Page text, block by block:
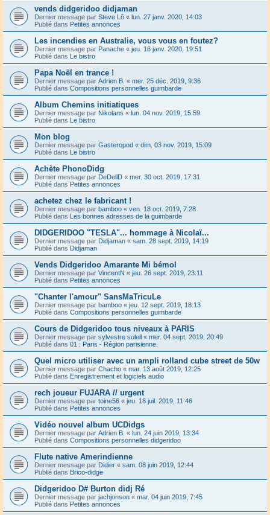
vends didgeridoo didjaman
Dernier message par Steve Lô « lun. 27 janv. 2020, 14:03
Publié dans Petites annonces
Les incendies en Australie, vous vous en foutez?
Dernier message par Panache « jeu. 16 janv. 2020, 19:51
Publié dans Le bistro
Papa Noël en trance !
Dernier message par Adrien B. « mer. 25 déc. 2019, 9:36
Publié dans Compositions personnelles guimbarde
Album Chemins initiatiques
Dernier message par Nikolans « lun. 04 nov. 2019, 15:59
Publié dans Le bistro
Mon blog
Dernier message par Gasteropod « dim. 03 nov. 2019, 15:09
Publié dans Le bistro
Achète PhonoDidg
Dernier message par DeDellD « mer. 30 oct. 2019, 17:31
Publié dans Petites annonces
achetez chez le fabricant !
Dernier message par bamboo « ven. 18 oct. 2019, 7:28
Publié dans Les bonnes adresses de la guimbarde
DIDGERIDOO "TESLA"... hommage à Nicolaï...
Dernier message par Didjaman « sam. 28 sept. 2019, 14:19
Publié dans Didjaman
Vends Didgeridoo Amarante Mi bémol
Dernier message par VincentN « jeu. 26 sept. 2019, 23:11
Publié dans Petites annonces
"Chanter l'amour" SansMaTricuLe
Dernier message par bamboo « jeu. 12 sept. 2019, 18:13
Publié dans Compositions personnelles guimbarde
Cours de Didgeridoo tous niveaux à PARIS
Dernier message par sylvestre soleil « mer. 04 sept. 2019, 20:49
Publié dans 01 : Paris - Région parisienne.
Quel micro utiliser avec un ampli rolland cube street de 50w
Dernier message par Chacho « mar. 13 août 2019, 12:25
Publié dans Enregistrement et logiciels audio
rech joueur FUJARA // urgent
Dernier message par toine56 « jeu. 18 juil. 2019, 11:46
Publié dans Petites annonces
Vidéo nouvel album UCDidgs
Dernier message par Adrien B. « lun. 24 juin 2019, 13:34
Publié dans Compositions personnelles didgeridoo
Flute native Amerindienne
Dernier message par Didier « sam. 08 juin 2019, 12:44
Publié dans Brico-didge
Didgeridoo D# Burton didj Ré
Dernier message par jachjonson « mar. 04 juin 2019, 7:45
Publié dans Petites annonces